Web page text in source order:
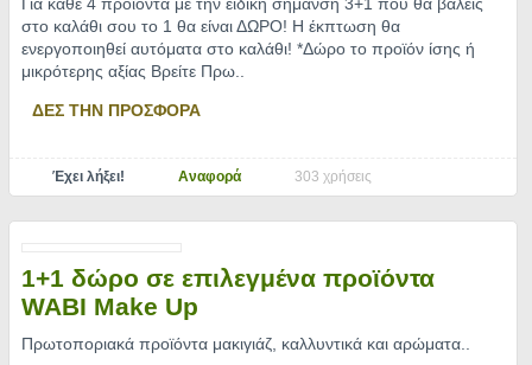
στο καλάθι σου το 1 θα είναι ΔΩΡΟ! Η έκπτωση θα
ενεργοποιηθεί αυτόματα στο καλάθι! *Δώρο το προϊόν ίσης ή
μικρότερης αξίας Βρείτε Πρω..
ΔΕΣ ΤΗΝ ΠΡΟΣΦΟΡΑ
Έχει λήξει! Αναφορά 303 χρήσεις
1+1 δώρο σε επιλεγμένα προϊόντα
WABI Make Up
Πρωτοποριακά προϊόντα μακιγιάζ, καλλυντικά και αρώματα..